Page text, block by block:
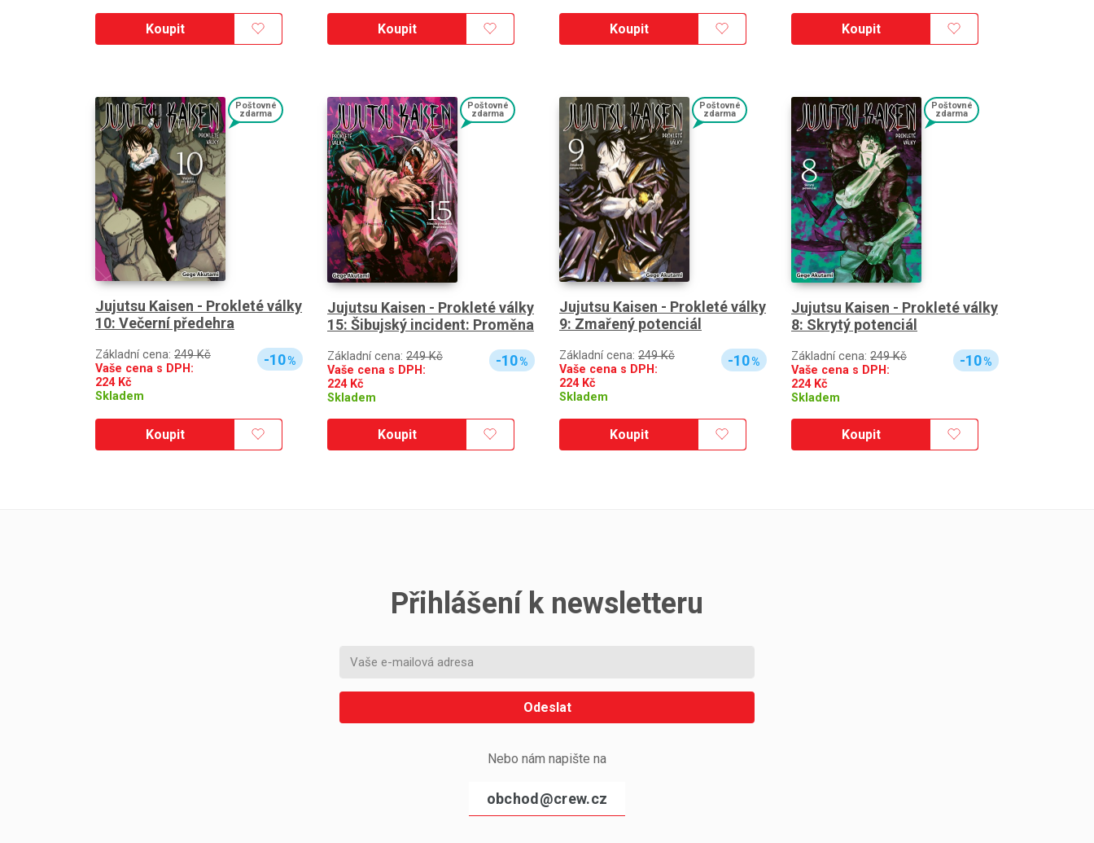
Koupit Koupit Koupit Koupit
Poštovné
zdarma
Jujutsu Kaisen - Prokleté války
10: Večerní předehra
Základní cena: 249 Kč
Vaše cena s DPH:
224Kč
Skladem
-10%
Koupit
Poštovné
zdarma
Jujutsu Kaisen - Prokleté války
15: Šibujský incident: Proměna
Základní cena: 249 Kč
Vaše cena s DPH:
224Kč
Skladem
-10%
Koupit
Poštovné
zdarma
Jujutsu Kaisen - Prokleté války
9: Zmařený potenciál
Základní cena: 249 Kč
Vaše cena s DPH:
224Kč
Skladem
-10%
Koupit
Poštovné
zdarma
Jujutsu Kaisen - Prokleté války
8: Skrytý potenciál
Základní cena: 249 Kč
Vaše cena s DPH:
224Kč
Skladem
-10%
Koupit
Přihlášení k newsletteru
Odeslat
Nebo nám napište na
obchod@crew.cz